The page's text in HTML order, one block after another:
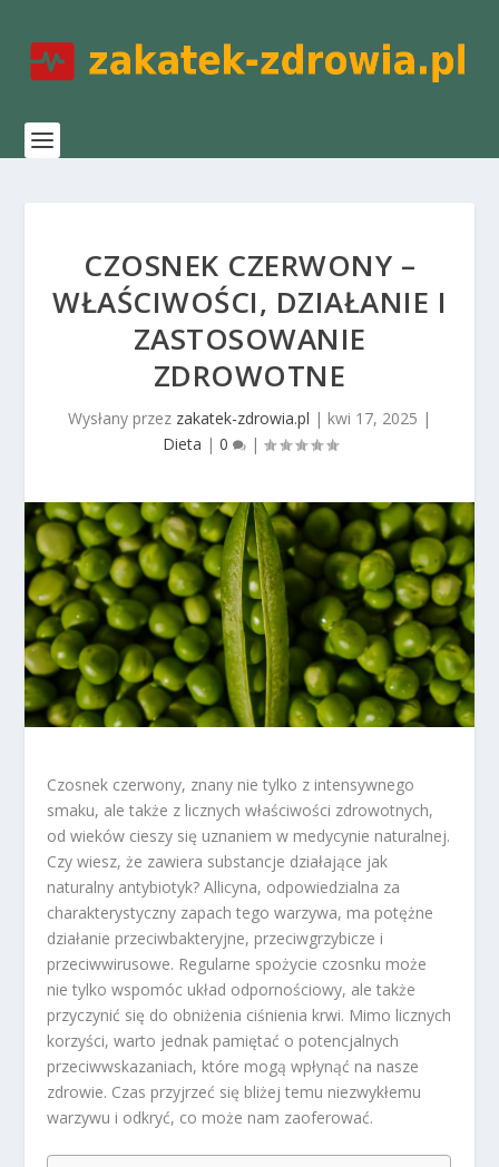
CZOSNEK CZERWONY –
WŁAŚCIWOŚCI, DZIAŁANIE I
ZASTOSOWANIE
ZDROWOTNE
Wysłany przez zakatek-zdrowia.pl | kwi 17, 2025 |
Dieta | 0 |
Czosnek czerwony, znany nie tylko z intensywnego
smaku, ale także z licznych właściwości zdrowotnych,
od wieków cieszy się uznaniem w medycynie naturalnej.
Czy wiesz, że zawiera substancje działające jak
naturalny antybiotyk? Allicyna, odpowiedzialna za
charakterystyczny zapach tego warzywa, ma potężne
działanie przeciwbakteryjne, przeciwgrzybicze i
przeciwwirusowe. Regularne spożycie czosnku może
nie tylko wspomóc układ odpornościowy, ale także
przyczynić się do obniżenia ciśnienia krwi. Mimo licznych
korzyści, warto jednak pamiętać o potencjalnych
przeciwwskazaniach, które mogą wpłynąć na nasze
zdrowie. Czas przyjrzeć się bliżej temu niezwykłemu
warzywu i odkryć, co może nam zaoferować.